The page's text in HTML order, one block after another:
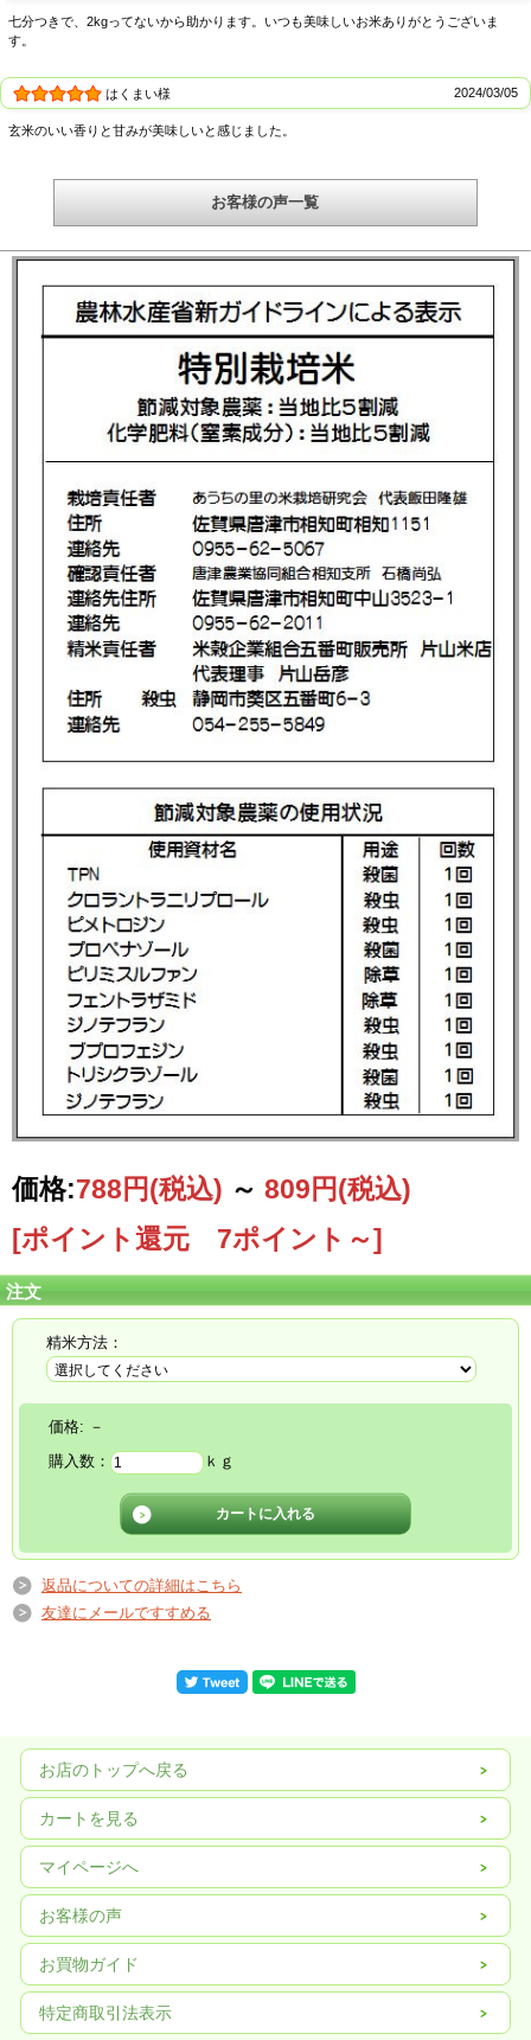
あうちの里の米栽培研究会の特別栽培米です。栽培基準は下記をご覧下さい。
七分つきで、2kgってないから助かります。いつも美味しいお米ありがとうございま
す。
はくまい様 2024/03/05
玄米のいい香りと甘みが美味しいと感じました。
お客様の声一覧
価格:788円(税込) ～ 809円(税込)
[ポイント還元 7ポイント～]
注文
精米方法：
価格: －
購入数：
ｋｇ
返品についての詳細はこちら
友達にメールですすめる
お店のトップへ戻る
カートを見る
マイページへ
お客様の声
お買物ガイド
特定商取引法表示